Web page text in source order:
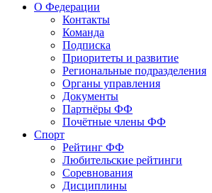
О Федерации
Контакты
Команда
Подписка
Приоритеты и развитие
Региональные подразделения
Органы управления
Документы
Партнёры ФФ
Почётные члены ФФ
Спорт
Рейтинг ФФ
Любительские рейтинги
Соревнования
Дисциплины